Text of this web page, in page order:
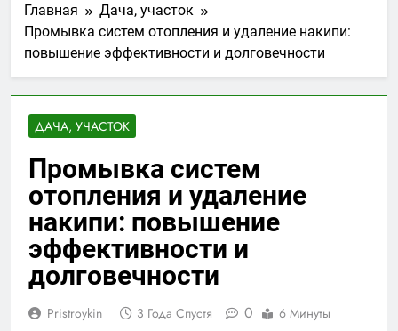
Главная
Дача, участок
Промывка систем отопления и удаление накипи:
повышение эффективности и долговечности
ДАЧА, УЧАСТОК
Промывка систем
отопления и удаление
накипи: повышение
эффективности и
долговечности
Pristroykin_ 3 Года Спустя 0 6 Минуты